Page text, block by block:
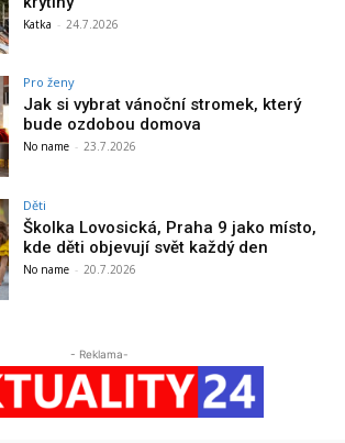
Katka - 24.7.2026
Pro ženy
Jak si vybrat vánoční stromek, který
bude ozdobou domova
No name - 23.7.2026
Děti
Školka Lovosická, Praha 9 jako místo,
kde děti objevují svět každý den
No name - 20.7.2026
- Reklama-